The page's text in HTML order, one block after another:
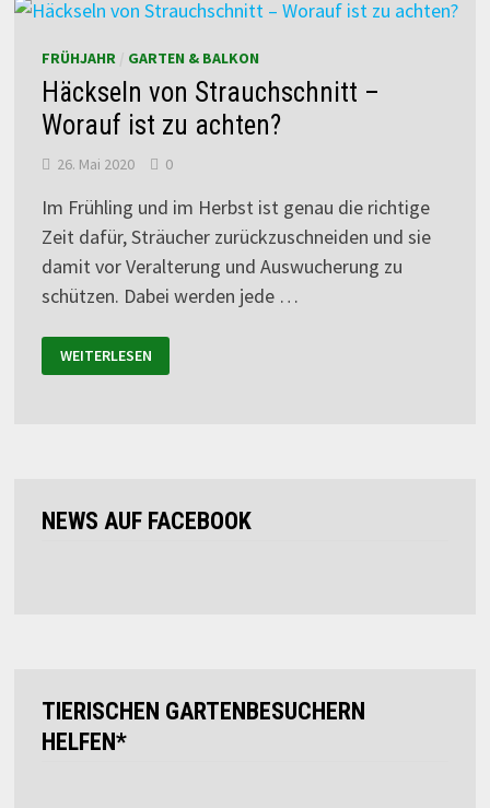
FRÜHJAHR GARTEN & BALKON
Häckseln von Strauchschnitt –
Worauf ist zu achten?
26. Mai 2020 0
Im Frühling und im Herbst ist genau die richtige
Zeit dafür, Sträucher zurückzuschneiden und sie
damit vor Veralterung und Auswucherung zu
schützen. Dabei werden jede …
WEITERLESEN
NEWS AUF FACEBOOK
TIERISCHEN GARTENBESUCHERN
HELFEN*